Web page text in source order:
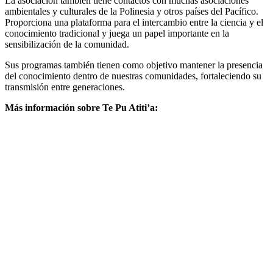
ambientales y culturales de la Polinesia y otros países del Pacífico.
Proporciona una plataforma para el intercambio entre la ciencia y el
conocimiento tradicional y juega un papel importante en la
sensibilización de la comunidad.
Sus programas también tienen como objetivo mantener la presencia
del conocimiento dentro de nuestras comunidades, fortaleciendo su
transmisión entre generaciones.
Más información sobre Te Pu Atiti’a: